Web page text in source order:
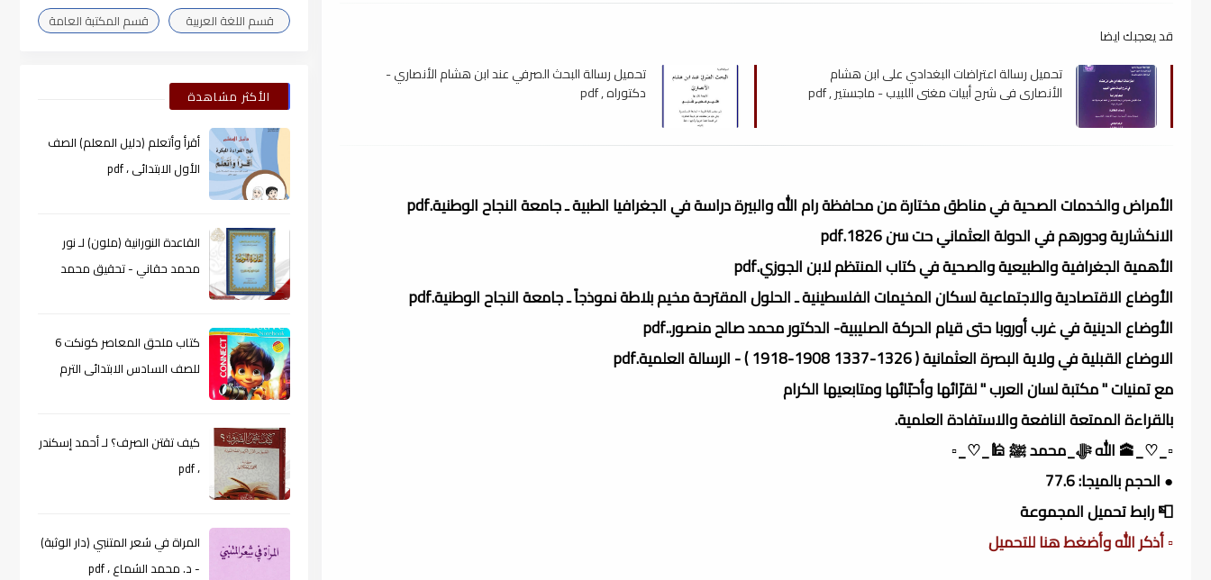
قد يعجبك ايضا
تحميل رسالة اعتراضات البغدادي على ابن هشام
الأنصارى في شرح أبيات مغني اللبيب - ماجستير , pdf
تحميل رسالة البحث الصرفي عند ابن هشام الأنصاري -
دكتوراه , pdf
الأمراض والخدمات الصحية في مناطق مختارة من محافظة رام الله والبيرة دراسة في الجغرافيا الطبية ـ جامعة النجاح الوطنية.pdf
الانكشارية ودورهم في الدولة العثماني حت سن 1826.pdf
الأهمية الجغرافية والطبيعية والصحية في كتاب المنتظم لابن الجوزي.pdf
الأوضاع الاقتصادية والاجتماعية لسكان المخيمات الفلسطينية ـ الحلول المقترحة مخيم بلاطة نموذجاً ـ جامعة النجاح الوطنية.pdf
الأوضاع الدينية في غرب أوروبا حتى قيام الحركة الصليبية- الدكتور محمد صالح منصور..pdf
الاوضاع القبلية في ولاية البصرة العثمانية ( 1326-1337 1908-1918 ) - الرسالة العلمية.pdf
مع تمنيات " مكتبة لسان العرب " لقرّائها وأحبّائها ومتابعيها الكرام
بالقراءة الممتعة النافعة والاستفادة العلمية.
▫️_♡_🕋 الله ﷻ_محمد ﷺ 🕌_♡_▫️
● الحجم بالميجا: 77.6
📮 رابط تحميل المجموعة
▫️ أذكر الله وأضغط هنا للتحميل
قسم اللغة العربية
قسم المكتبة العامة
الأكثر مشاهدة
أقرأ وأتعلم (دليل المعلم) الصف
الأول الابتدائى ، pdf
القاعدة النورانية (ملون) لـ نور
محمد حقاني - تحقيق محمد
كتاب ملحق المعاصر كونكت 6
للصف السادس الابتدائى الترم
كيف تقتن الصرف؟ لـ أحمد إسكندر
، pdf
المراة في شعر المتنبي (دار الوثبة)
- د. محمد الشماع ، pdf